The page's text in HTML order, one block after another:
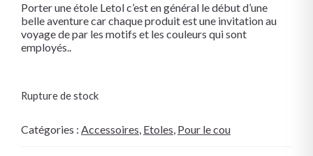
Porter une étole Letol c’est en général le début d’une
belle aventure car chaque produit est une invitation au
voyage de par les motifs et les couleurs qui sont
employés..
Rupture de stock
Catégories : Accessoires, Etoles, Pour le cou